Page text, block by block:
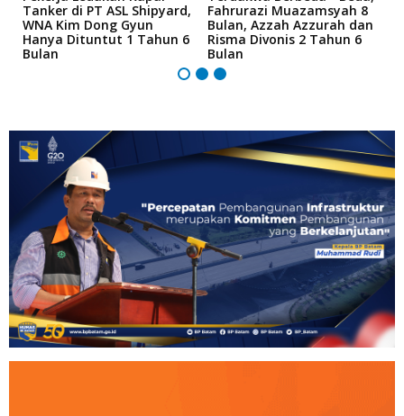
Tanker di PT ASL Shipyard,
WNA Kim Dong Gyun
Hanya Dituntut 1 Tahun 6
Bulan
Fahrurazi Muazamsyah 8
Bulan, Azzah Azzurah dan
Risma Divonis 2 Tahun 6
Bulan